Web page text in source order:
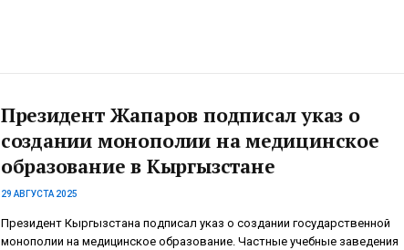
Президент Жапаров подписал указ о
создании монополии на медицинское
образование в Кыргызстане
29 АВГУСТА 2025
Президент Кыргызстана подписал указ о создании государственной
монополии на медицинское образование. Частные учебные заведения